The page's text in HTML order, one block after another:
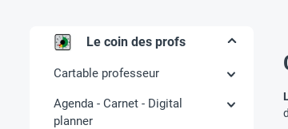
Le coin des profs
Cartable professeur
Agenda - Carnet - Digital
planner